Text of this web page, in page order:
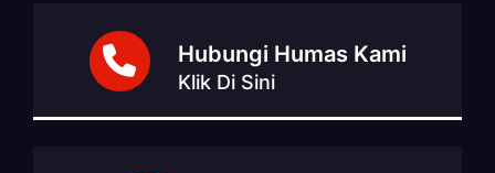
Hubungi Humas Kami
Klik Di Sini